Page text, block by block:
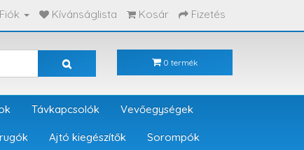
Fiók Kívánságlista Kosár Fizetés
0 termék
Távkapcsolók Vevőegységek
Ajtó kiegészítők Sorompók